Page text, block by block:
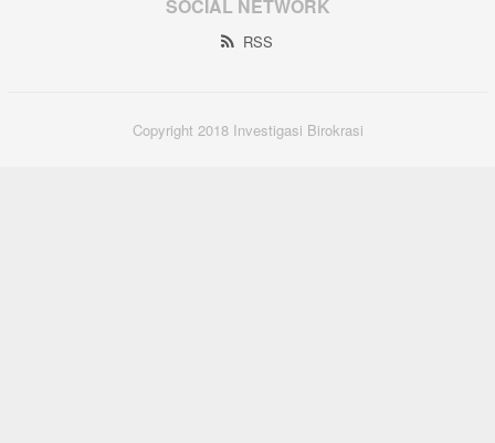
SOCIAL NETWORK
RSS
Copyright 2018 Investigasi Birokrasi